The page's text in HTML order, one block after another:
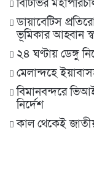
বিটিভির
ডায়াবেটিস
ভূমিকার আহ্বান
২৪ ঘণ্টায় ডেঙ্গু
মেলান্দহে
বিমানবন্দরে
নির্দেশ
কাল থেকেই